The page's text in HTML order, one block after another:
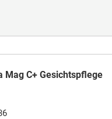
Mag C+ Gesichtspflege